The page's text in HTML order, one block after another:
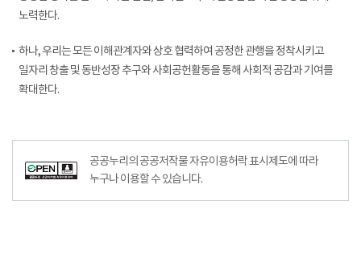
노력한다.
하나, 우리는 모든 이해관계자와 상호 협력하여 공정한 관행을 정착시키고
일자리 창출 및 동반성장 추구와 사회공헌활동을 통해 사회적 공감과 기여를
확대한다.
공공누리의 공공저작물 자유이용허락 표시제도에 따라
누구나 이용할 수 있습니다.